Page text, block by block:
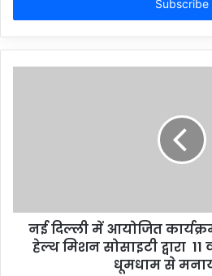
नई दिल्ली में आयोजित
हेल्थ मिशन सोसाइटी द्वारा 11
धूमधाम से